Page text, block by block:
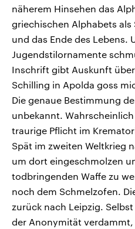
näherem Hinsehen das
griechischen Alphabets
und das Ende des Lebens.
Jugendstilornamente
Inschrift gibt Auskunft
Schilling in Apolda goss
Die genaue Bestimmung
unbekannt.
traurige Pflicht im
Spät im zweiten Weltkrieg
um dort eingeschmolzen
todbringenden Waffe zu
noch dem Schmelzofen.
zurück nach Leipzig.
der Anonymität